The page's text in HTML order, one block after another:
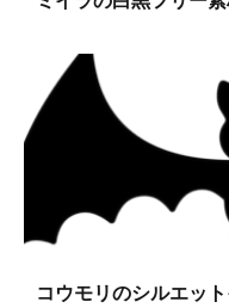
コウモリのシルエッ